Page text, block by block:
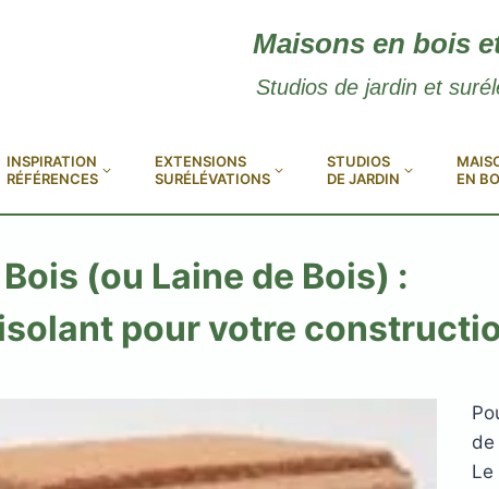
Maisons en bois
Studios de jardin et
INSPIRATION
RÉFÉRENCES
EXTENSIONS
SURÉLÉVATIONS
STUDIOS
DE JARDIN
EN
(ou Laine de Bois) :
pour votre
de